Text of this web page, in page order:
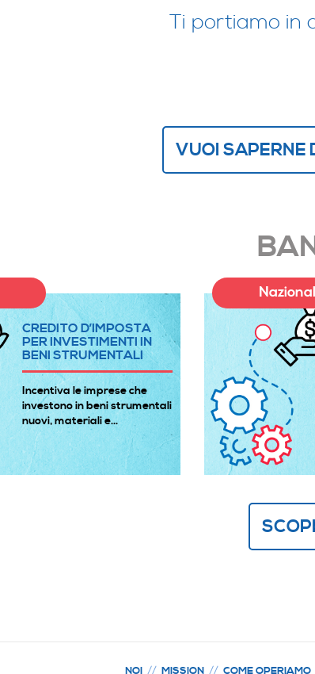
Ti portiamo in
VUOI SAPERNE
CREDITO D’IMPOSTA
PER INVESTIMENTI IN
BENI STRUMENTALI
Incentiva le imprese che
investono in beni strumentali
nuovi, materiali e...
NOI MISSION COME OPERIAMO